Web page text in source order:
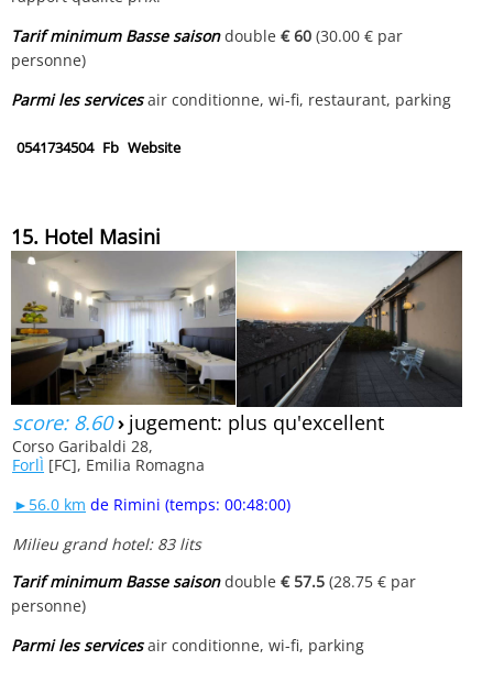
Tarif minimum Basse saisondouble€ 60 (30.00 € par
personne)
Parmi les servicesair conditionne, wi-fi, restaurant, parking
0541734504 Fb Website
15. Hotel Masini
score: 8.60› jugement: plus qu'excellent
Corso Garibaldi 28,
ForlÌ [FC], Emilia Romagna
►56.0 km de Rimini (temps: 00:48:00)
Milieu grand hotel: 83 lits
Tarif minimum Basse saisondouble€ 57.5 (28.75 € par
personne)
Parmi les servicesair conditionne, wi-fi, parking